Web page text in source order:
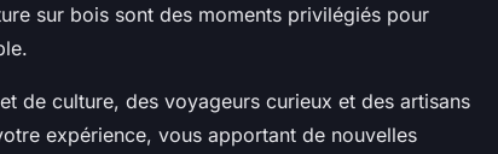
sur bois sont des moments privilégiés pour
de culture, des voyageurs curieux et des artisans
expérience, vous apportant de nouvelles